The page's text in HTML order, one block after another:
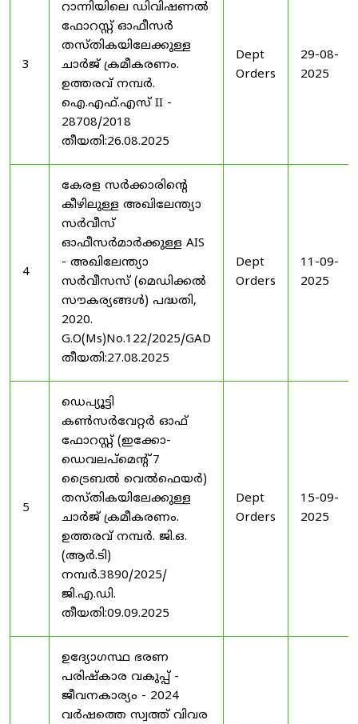
3
റാന്നിയിലെ ഡിവിഷണൽ
ഫോറസ്റ്റ് ഓഫീസർ
തസ്തികയിലേക്കുള്ള
ചാർജ് ക്രമീകരണം.
ഉത്തരവ് നമ്പർ.
ഐ.എഫ്.എസ് II -
28708/2018
തീയതി:26.08.2025
Dept
Orders
29-08-
2025
4
കേരള സർക്കാരിന്റെ
കീഴിലുള്ള അഖിലേന്ത്യാ
സർവീസ്
ഓഫീസർമാർക്കുള്ള AIS
- അഖിലേന്ത്യാ
സർവീസസ് (മെഡിക്കൽ
സൗകര്യങ്ങൾ) പദ്ധതി,
2020.
G.O(Ms)No.122/2025/GAD
തീയതി:27.08.2025
Dept
Orders
11-09-
2025
5
ഡെപ്യൂട്ടി
കൺസർവേറ്റർ ഓഫ്
ഫോറസ്റ്റ് (ഇക്കോ-
ഡെവലപ്മെന്റ് 7
ട്രൈബൽ വെൽഫെയർ)
തസ്തികയിലേക്കുള്ള
ചാർജ് ക്രമീകരണം.
ഉത്തരവ് നമ്പർ. ജി.ഒ.
(ആർ.ടി)
നമ്പർ.3890/2025/
ജി.എ.ഡി.
തീയതി:09.09.2025
Dept
Orders
15-09-
2025
ഉദ്യോഗസ്ഥ ഭരണ
പരിഷ്കാര വകുപ്പ് -
ജീവനകാര്യം - 2024
വർഷത്തെ സ്വത്ത് വിവര